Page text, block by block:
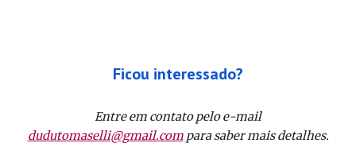
Ficou interessado?
Entre em contato pelo e-mail
dudutomaselli@gmail.compara saber mais detalhes.